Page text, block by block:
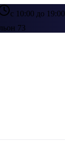
с 10:00 до 19:00
73